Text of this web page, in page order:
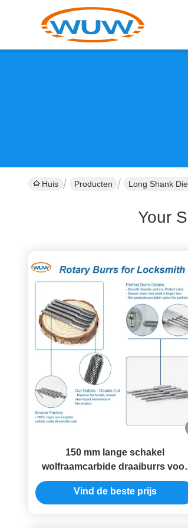
Huis Producten Long Shank
Your
150 mm lange schakel
wolfraamcarbide draaiburrs voor
diep slotgatverwerking met extra
lange carbide die grinder bits
Vind de beste prijs